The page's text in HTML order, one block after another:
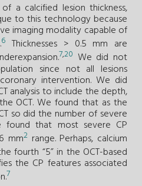
a calcified lesion thickness,
to this technology because
imaging modality capable of
6 Thicknesses > 0.5 mm are
7,20 We did not
since not all lesions
intervention. We did
analysis to include the depth,
OCT. We found that as the
so did the number of severe
found that most severe CP
mm2range. Perhaps, calcium
fourth “5” in the OCT-based
the CP features associated
7